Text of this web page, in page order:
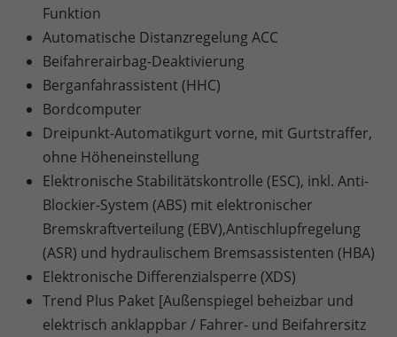
Funktion
Automatische Distanzregelung ACC
Beifahrerairbag-Deaktivierung
Berganfahrassistent (HHC)
Bordcomputer
Dreipunkt-Automatikgurt vorne, mit Gurtstraffer,
ohne Höheneinstellung
Elektronische Stabilitätskontrolle (ESC), inkl. Anti-
Blockier-System (ABS) mit elektronischer
Bremskraftverteilung (EBV),Antischlupfregelung
(ASR) und hydraulischem Bremsassistenten (HBA)
Elektronische Differenzialsperre (XDS)
Trend Plus Paket [Außenspiegel beheizbar und
elektrisch anklappbar / Fahrer- und Beifahrersitz